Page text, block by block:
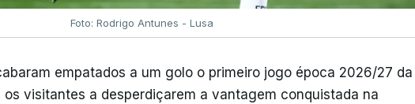
Foto: Rodrigo Antunes - Lusa
empatados a um golo o primeiro jogo época 2026/27 da I
os visitantes a desperdiçarem a vantagem conquistada na